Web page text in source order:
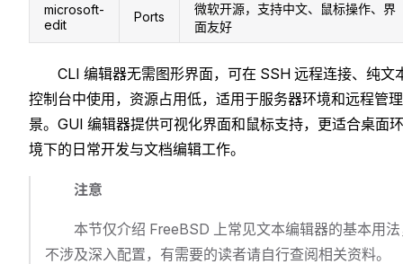
microsoft-
edit
Ports
微软开源，支持中文、鼠标操作、界
面友好
CLI 编辑器无需图形界面，可在 SSH 远程连接、纯文
控制台中使用，资源占用低，适用于服务器环境和远程管
景。GUI 编辑器提供可视化界面和鼠标支持，更适合桌面环
境下的日常开发与文档编辑工作。
注意
本节仅介绍 FreeBSD 上常见文本编辑器的基本用
不涉及深入配置，有需要的读者请自行查阅相关资料。